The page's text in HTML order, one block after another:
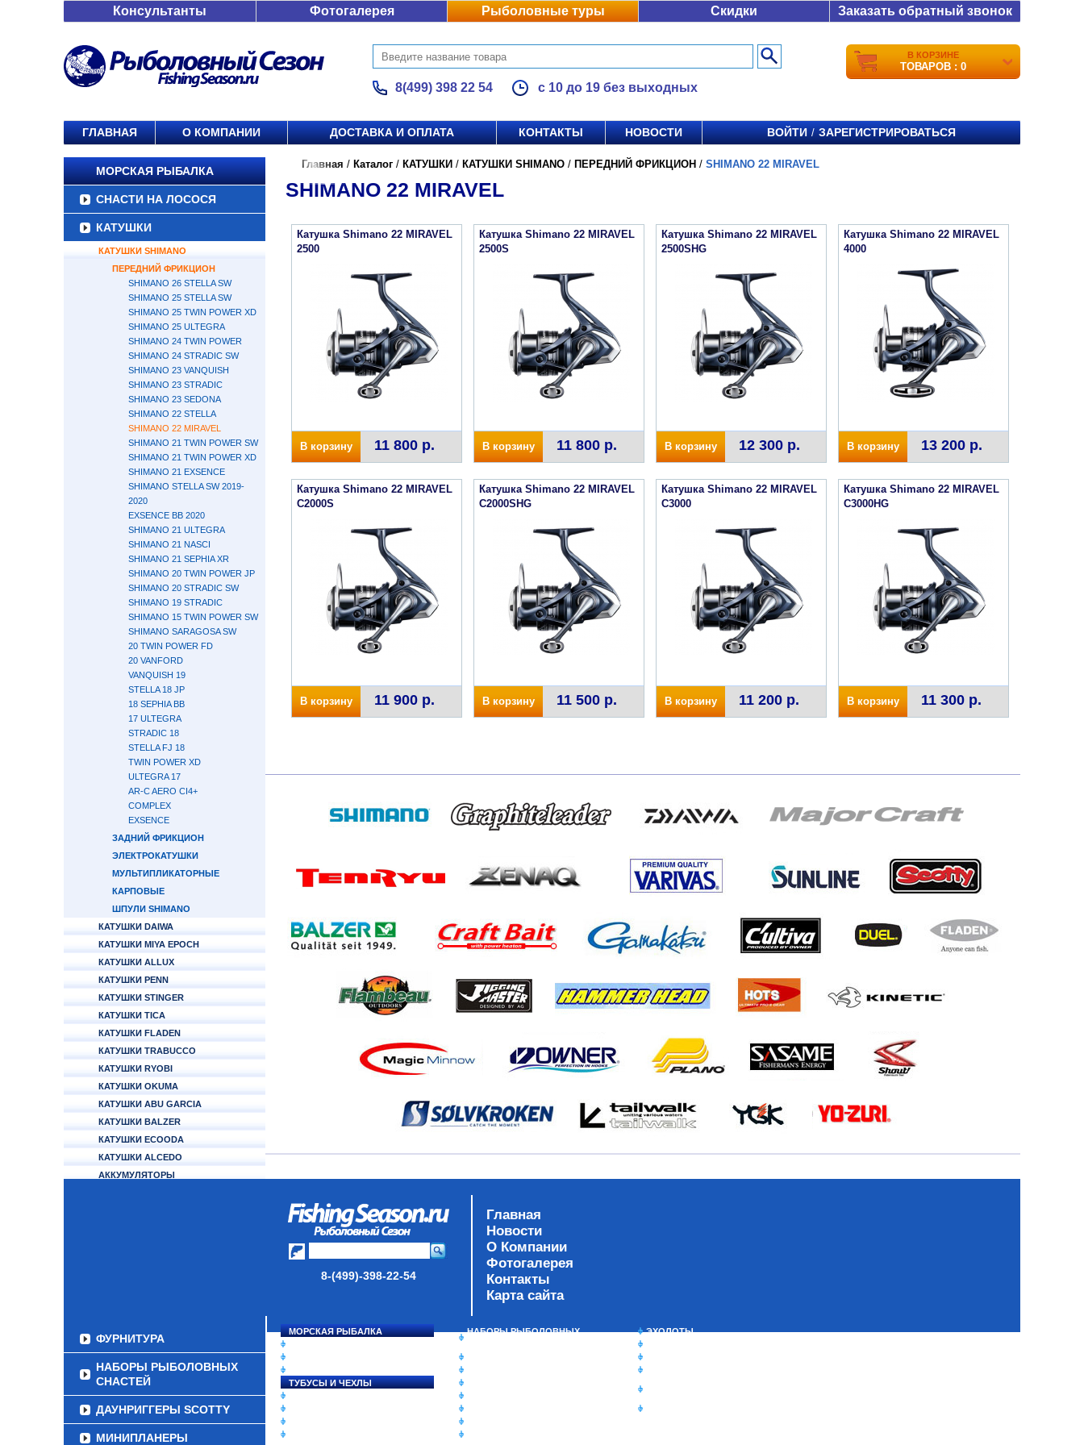
Консультанты Фотогалерея Рыболовные туры Скидки Заказать обратный звонок
8(499) 398 22 54 с 10 до 19 без выходных
В КОРЗИНЕ
ТОВАРОВ : 0
ГЛАВНАЯ О КОМПАНИИ ДОСТАВКА И ОПЛАТА КОНТАКТЫ НОВОСТИ ВОЙТИ / ЗАРЕГИСТРИРОВАТЬСЯ
МОРСКАЯ РЫБАЛКА
СНАСТИ НА ЛОСОСЯ
КАТУШКИ
КАТУШКИ SHIMANO
ПЕРЕДНИЙ ФРИКЦИОН
SHIMANO 26 STELLA SW
SHIMANO 25 STELLA SW
SHIMANO 25 TWIN POWER XD
SHIMANO 25 ULTEGRA
SHIMANO 24 TWIN POWER
SHIMANO 24 STRADIC SW
SHIMANO 23 VANQUISH
SHIMANO 23 STRADIC
SHIMANO 23 SEDONA
SHIMANO 22 STELLA
SHIMANO 22 MIRAVEL
SHIMANO 21 TWIN POWER SW
SHIMANO 21 TWIN POWER XD
SHIMANO 21 EXSENCE
SHIMANO STELLA SW 2019-
2020
EXSENCE BB 2020
SHIMANO 21 ULTEGRA
SHIMANO 21 NASCI
SHIMANO 21 SEPHIA XR
SHIMANO 20 TWIN POWER JP
SHIMANO 20 STRADIC SW
SHIMANO 19 STRADIC
SHIMANO 15 TWIN POWER SW
SHIMANO SARAGOSA SW
20 TWIN POWER FD
20 VANFORD
VANQUISH 19
STELLA 18 JP
18 SEPHIA BB
17 ULTEGRA
STRADIC 18
STELLA FJ 18
TWIN POWER XD
ULTEGRA 17
AR-C AERO CI4+
COMPLEX
EXSENCE
ЗАДНИЙ ФРИКЦИОН
ЭЛЕКТРОКАТУШКИ
МУЛЬТИПЛИКАТОРНЫЕ
КАРПОВЫЕ
ШПУЛИ SHIMANO
КАТУШКИ DAIWA
КАТУШКИ MIYA EPOCH
КАТУШКИ ALLUX
КАТУШКИ PENN
КАТУШКИ STINGER
КАТУШКИ TICA
КАТУШКИ FLADEN
КАТУШКИ TRABUCCO
КАТУШКИ RYOBI
КАТУШКИ OKUMA
КАТУШКИ ABU GARCIA
КАТУШКИ BALZER
КАТУШКИ ECOODA
КАТУШКИ ALCEDO
АККУМУЛЯТОРЫ
ФУРНИТУРА
НАБОРЫ РЫБОЛОВНЫХ
СНАСТЕЙ
ДАУНРИГГЕРЫ SCOTTY
МИНИПЛАНЕРЫ
Главная / Каталог / КАТУШКИ / КАТУШКИ SHIMANO / ПЕРЕДНИЙ ФРИКЦИОН / SHIMANO 22 MIRAVEL
SHIMANO 22 MIRAVEL
Катушка Shimano 22 MIRAVEL
2500
В корзину 11 800 р.
Катушка Shimano 22 MIRAVEL
2500S
В корзину 11 800 р.
Катушка Shimano 22 MIRAVEL
2500SHG
В корзину 12 300 р.
Катушка Shimano 22 MIRAVEL
4000
В корзину 13 200 р.
Катушка Shimano 22 MIRAVEL
C2000S
В корзину 11 900 р.
Катушка Shimano 22 MIRAVEL
C2000SHG
В корзину 11 500 р.
Катушка Shimano 22 MIRAVEL
C3000
В корзину 11 200 р.
Катушка Shimano 22 MIRAVEL
C3000HG
В корзину 11 300 р.
8-(499)-398-22-54
Главная
Новости
О Компании
Фотогалерея
Контакты
Карта сайта
МОРСКАЯ РЫБАЛКА
ТУБУСЫ И ЧЕХЛЫ
НАБОРЫ РЫБОЛОВНЫХ
ЭХОЛОТЫ